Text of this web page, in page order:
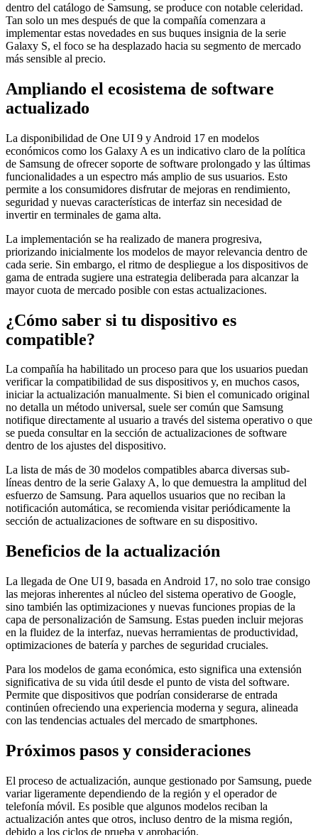
dentro del catálogo de Samsung, se produce con notable celeridad.
Tan solo un mes después de que la compañía comenzara a
implementar estas novedades en sus buques insignia de la serie
Galaxy S, el foco se ha desplazado hacia su segmento de mercado
más sensible al precio.
Ampliando el ecosistema de software
actualizado
La disponibilidad de One UI 9 y Android 17 en modelos
económicos como los Galaxy A es un indicativo claro de la política
de Samsung de ofrecer soporte de software prolongado y las últimas
funcionalidades a un espectro más amplio de sus usuarios. Esto
permite a los consumidores disfrutar de mejoras en rendimiento,
seguridad y nuevas características de interfaz sin necesidad de
invertir en terminales de gama alta.
La implementación se ha realizado de manera progresiva,
priorizando inicialmente los modelos de mayor relevancia dentro de
cada serie. Sin embargo, el ritmo de despliegue a los dispositivos de
gama de entrada sugiere una estrategia deliberada para alcanzar la
mayor cuota de mercado posible con estas actualizaciones.
¿Cómo saber si tu dispositivo es
compatible?
La compañía ha habilitado un proceso para que los usuarios puedan
verificar la compatibilidad de sus dispositivos y, en muchos casos,
iniciar la actualización manualmente. Si bien el comunicado original
no detalla un método universal, suele ser común que Samsung
notifique directamente al usuario a través del sistema operativo o que
se pueda consultar en la sección de actualizaciones de software
dentro de los ajustes del dispositivo.
La lista de más de 30 modelos compatibles abarca diversas sub-
líneas dentro de la serie Galaxy A, lo que demuestra la amplitud del
esfuerzo de Samsung. Para aquellos usuarios que no reciban la
notificación automática, se recomienda visitar periódicamente la
sección de actualizaciones de software en su dispositivo.
Beneficios de la actualización
La llegada de One UI 9, basada en Android 17, no solo trae consigo
las mejoras inherentes al núcleo del sistema operativo de Google,
sino también las optimizaciones y nuevas funciones propias de la
capa de personalización de Samsung. Estas pueden incluir mejoras
en la fluidez de la interfaz, nuevas herramientas de productividad,
optimizaciones de batería y parches de seguridad cruciales.
Para los modelos de gama económica, esto significa una extensión
significativa de su vida útil desde el punto de vista del software.
Permite que dispositivos que podrían considerarse de entrada
continúen ofreciendo una experiencia moderna y segura, alineada
con las tendencias actuales del mercado de smartphones.
Próximos pasos y consideraciones
El proceso de actualización, aunque gestionado por Samsung, puede
variar ligeramente dependiendo de la región y el operador de
telefonía móvil. Es posible que algunos modelos reciban la
actualización antes que otros, incluso dentro de la misma región,
debido a los ciclos de prueba y aprobación.